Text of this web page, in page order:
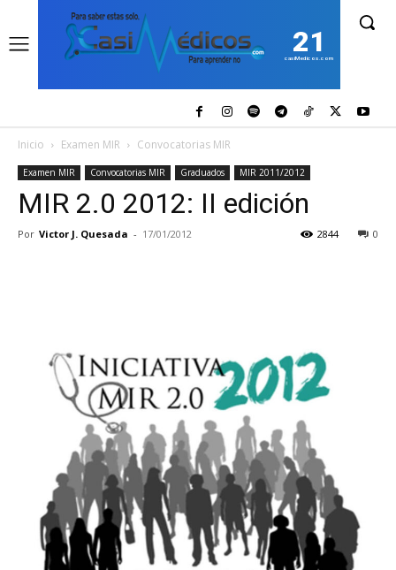
21
casiMedicos.com
Inicio Examen MIR Convocatorias MIR
Examen MIR Convocatorias MIR Graduados MIR 2011/2012
MIR 2.0 2012: II edición
Por Victor J. Quesada - 17/01/2012 0
2844